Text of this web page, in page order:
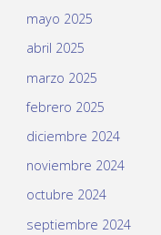
mayo 2025
abril 2025
marzo 2025
febrero 2025
diciembre 2024
noviembre 2024
octubre 2024
septiembre 2024